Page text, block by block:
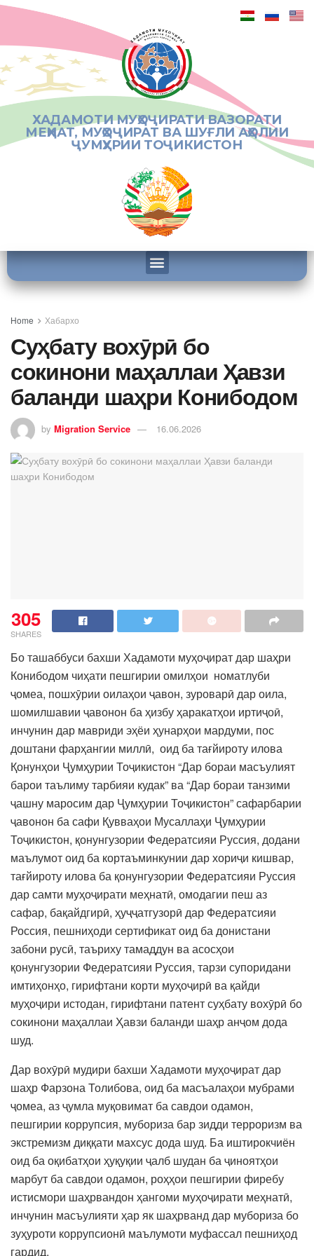
ХАДАМОТИ МУҲОҶИРАТИ ВАЗОРАТИ
МЕҲНАТ, МУҲОҶИРАТ ВА ШУҒЛИ АҲОЛИИ
ҶУМҲУРИИ ТОҶИКИСТОН
Home Хабархо
Суҳбату вохӯрӣ бо
сокинони маҳаллаи Ҳавзи
баланди шаҳри Конибодом
by Migration Service 16.06.2026
305
SHARES
Бо ташаббуси бахши Хадамоти муҳоҷират дар шаҳри
Конибодом чиҳати пешгирии омилҳои номатлуби
ҷомеа, пошхӯрии оилаҳои ҷавон, зуроварӣ дар оила,
шомилшавии ҷавонон ба ҳизбу ҳаракатҳои иртиҷоӣ,
инчунин дар мавриди эҳёи ҳунарҳои мардуми, пос
доштани фарҳангии миллӣ, оид ба тағйироту илова
Қонунҳои Ҷумҳурии Тоҷикистон “Дар бораи масъулият
барои таълиму тарбияи кудак” ва “Дар бораи танзими
ҷашну маросим дар Ҷумҳурии Тоҷикистон” сафарбарии
ҷавонон ба сафи Қувваҳои Мусаллаҳи Ҷумҳурии
Тоҷикистон, қонунгузории Федератсияи Руссия, додани
маълумот оид ба кортаъминкунии дар хориҷи кишвар,
тағйироту илова ба қонунгузории Федератсияи Руссия
дар самти муҳоҷирати меҳнатӣ, омодагии пеш аз
сафар, бақайдгирӣ, ҳуҷҷатгузорӣ дар Федератсияи
Россия, пешниҳоди сертификат оид ба донистани
забони русӣ, таъриху тамаддун ва асосҳои
қонунгузории Федератсияи Руссия, тарзи супоридани
имтиҳонҳо, гирифтани корти муҳоҷирӣ ва қайди
муҳоҷири истодан, гирифтани патент суҳбату вохӯрӣ бо
сокинони маҳаллаи Ҳавзи баланди шаҳр анҷом дода
шуд.
Дар вохӯрӣ мудири бахши Хадамоти муҳоҷират дар
шаҳр Фарзона Толибова, оид ба масъалаҳои мубрами
ҷомеа, аз ҷумла муқовимат ба савдои одамон,
пешгирии коррупсия, мубориза бар зидди терроризм ва
экстремизм диққати махсус дода шуд. Ба иштирокчиён
оид ба оқибатҳои ҳуқуқии ҷалб шудан ба ҷиноятҳои
марбут ба савдои одамон, роҳҳои пешгирии фиребу
истисмори шаҳрвандон ҳангоми муҳоҷирати меҳнатӣ,
инчунин масъулияти ҳар як шаҳрванд дар мубориза бо
зуҳуроти коррупсионӣ маълумоти муфассал пешниҳод
гардид.